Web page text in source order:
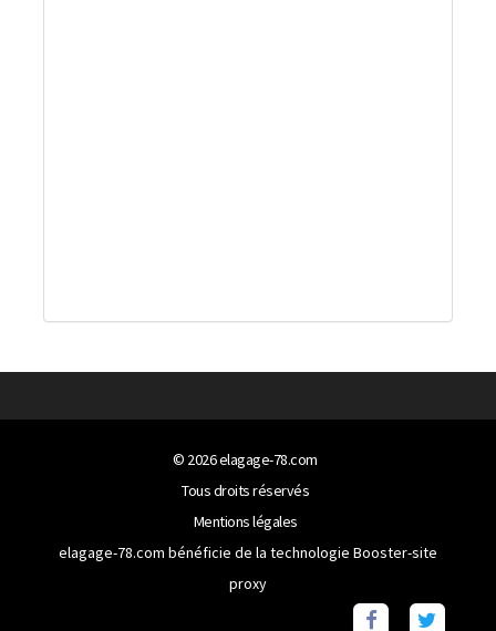
© 2026elagage-78.com
Tous droits réservés
Mentions légales
elagage-78.com bénéficie de la technologie Booster-site
proxy